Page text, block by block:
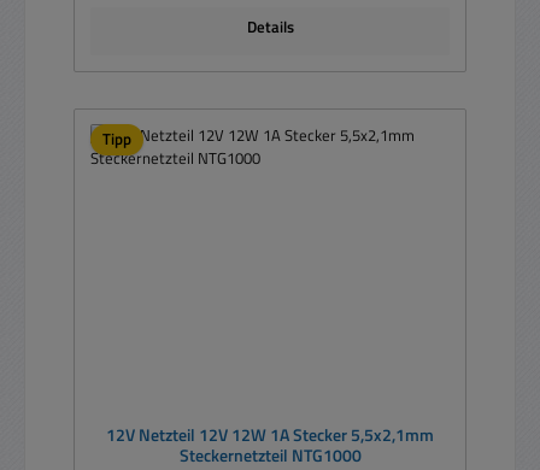
Details
Tipp
12V Netzteil 12V 12W 1A Stecker 5,5x2,1mm
Steckernetzteil NTG1000